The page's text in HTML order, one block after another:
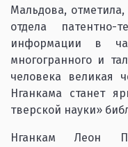
Мальдова,
отдела патентно-
информации в
многогранного и
человека великая
Нганкама станет
тверской науки»
Нганкам Леон